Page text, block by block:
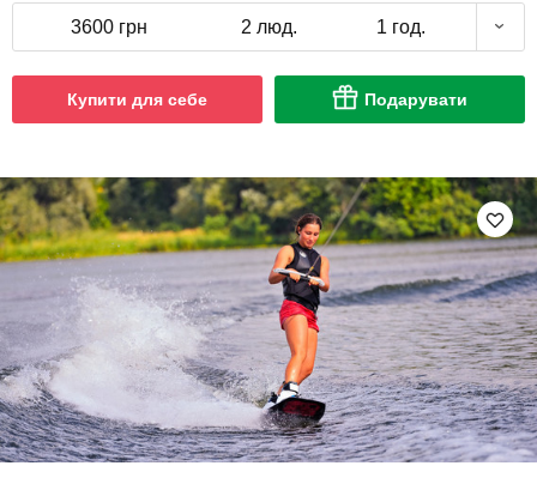
3600 грн 2 люд. 1 год.
Купити для себе Подарувати